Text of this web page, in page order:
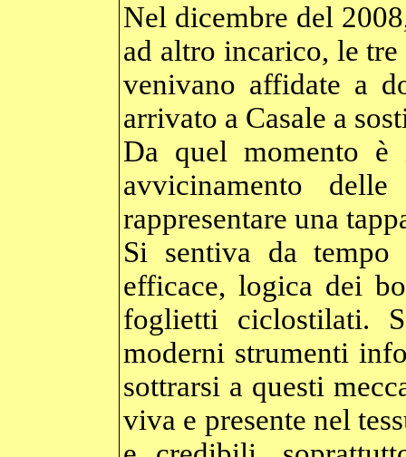
Nel dicembre del
ad altro incarico, le
venivano affidate a
arrivato a Casale a
Da quel momento è
avvicinamento
rappresentare una
Si sentiva da tempo
efficace, logica dei
foglietti ciclostilati.
moderni strumenti
sottrarsi a questi
viva e presente nel